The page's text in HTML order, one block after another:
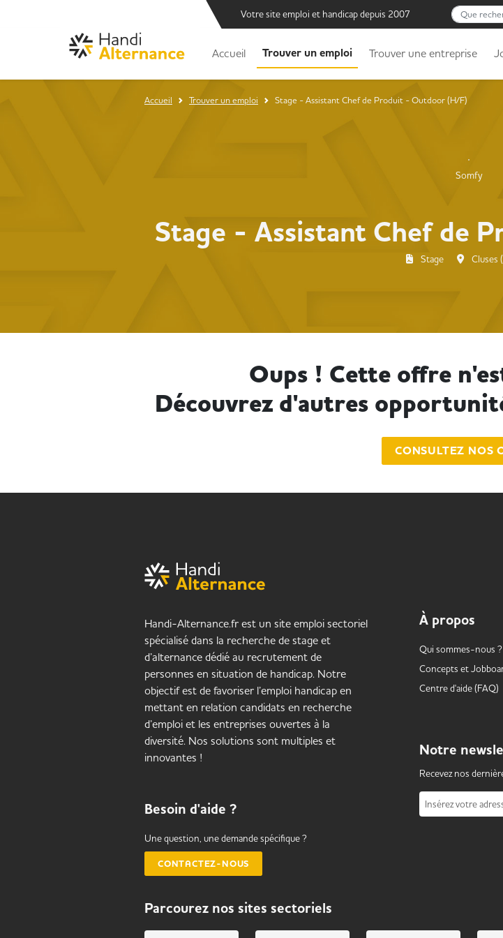
Votre site emploi et handicap depuis 2007 Que
Accueil Trouver un emploi Trouver une entreprise
Accueil Trouver un emploi Stage - Assistant Chef de Produit - Outdoor (H/F)
Somfy
Stage - Assistant Chef de
Stage Cluses
Oups ! Cette offre
Découvrez d'autres
CONSULTEZ NOS
Handi-Alternance.fr est un site emploi sectoriel
spécialisé dans la recherche de stage et
d’alternance dédié au recrutement de
personnes en situation de handicap. Notre
objectif est de favoriser l’emploi handicap en
mettant en relation candidats en recherche
d’emploi et les entreprises ouvertes à la
diversité. Nos solutions sont multiples et
innovantes !
Besoin d'aide ?
Une question, une demande spécifique ?
CONTACTEZ-NOUS
À propos
Qui sommes-nous ?
Concepts et
Centre d'aide (FAQ)
Notre
Recevez nos
Insérez votre
Parcourez nos sites sectoriels